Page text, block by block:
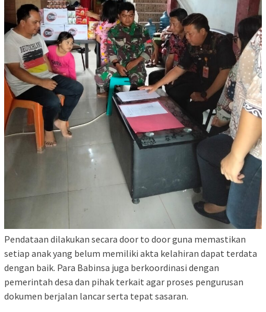
Pendataan dilakukan secara door to door guna memastikan
setiap anak yang belum memiliki akta kelahiran dapat terdata
dengan baik. Para Babinsa juga berkoordinasi dengan
pemerintah desa dan pihak terkait agar proses pengurusan
dokumen berjalan lancar serta tepat sasaran.